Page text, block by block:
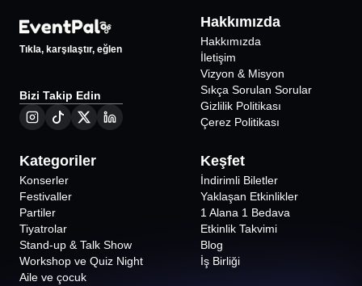
Tıkla, karşılaştır, eğlen
Bizi Takip Edin
Hakkımızda
Hakkımızda
İletişim
Vizyon & Misyon
Sıkça Sorulan Sorular
Gizlilik Politikası
Çerez Politikası
Kategoriler
Konserler
Festivaller
Partiler
Tiyatrolar
Stand-up & Talk Show
Workshop ve Quiz Night
Aile ve çocuk
Keşfet
İndirimli Biletler
Yaklaşan Etkinlikler
1 Alana 1 Bedava
Etkinlik Takvimi
Blog
İş Birliği